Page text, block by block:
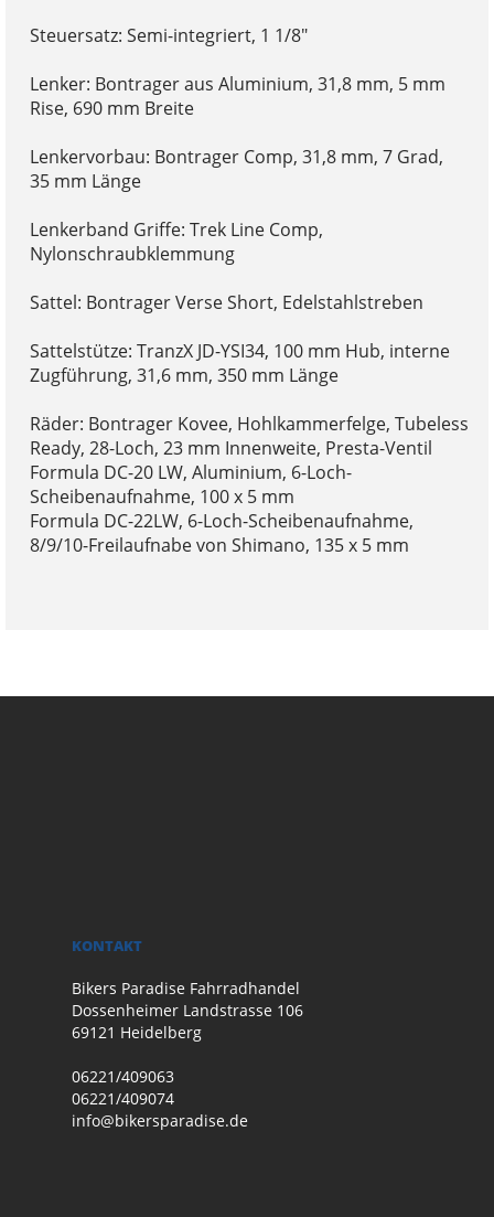
Steuersatz: Semi-integriert, 1 1/8"
Lenker: Bontrager aus Aluminium, 31,8 mm, 5 mm
Rise, 690 mm Breite
Lenkervorbau: Bontrager Comp, 31,8 mm, 7 Grad,
35 mm Länge
Lenkerband Griffe: Trek Line Comp,
Nylonschraubklemmung
Sattel: Bontrager Verse Short, Edelstahlstreben
Sattelstütze: TranzX JD-YSI34, 100 mm Hub, interne
Zugführung, 31,6 mm, 350 mm Länge
Räder: Bontrager Kovee, Hohlkammerfelge, Tubeless
Ready, 28-Loch, 23 mm Innenweite, Presta-Ventil
Formula DC-20 LW, Aluminium, 6-Loch-
Scheibenaufnahme, 100 x 5 mm
Formula DC-22LW, 6-Loch-Scheibenaufnahme,
8/9/10-Freilaufnabe von Shimano, 135 x 5 mm
KONTAKT
Bikers Paradise Fahrradhandel
Dossenheimer Landstrasse 106
69121 Heidelberg
06221/409063
06221/409074
info@bikersparadise.de